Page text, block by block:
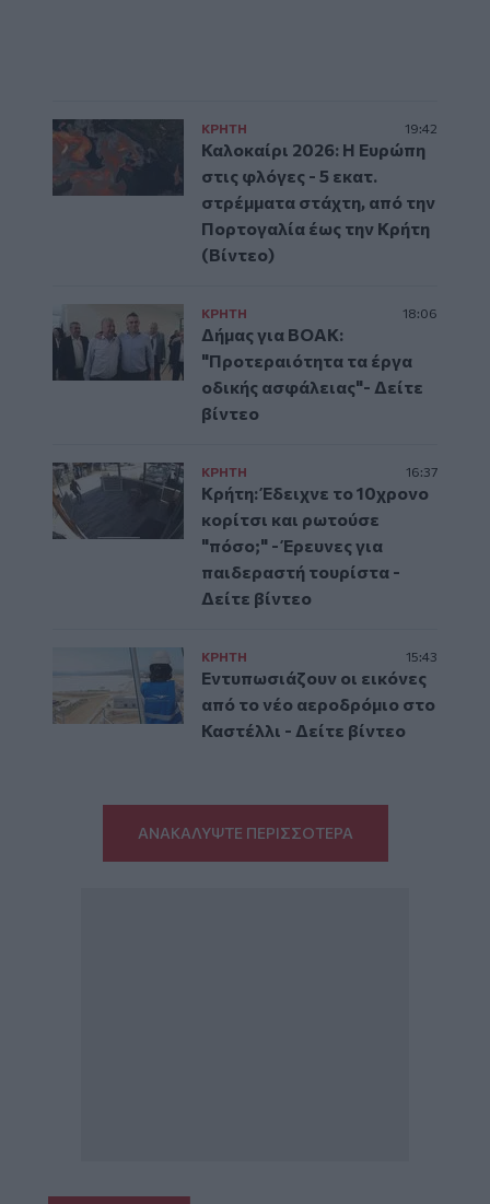
ΚΡΗΤΗ 19:42
Καλοκαίρι 2026: Η Ευρώπη
στις φλόγες - 5 εκατ.
στρέμματα στάχτη, από την
Πορτογαλία έως την Κρήτη
(Βίντεο)
ΚΡΗΤΗ 18:06
Δήμας για ΒΟΑΚ:
"Προτεραιότητα τα έργα
οδικής ασφάλειας"- Δείτε
βίντεο
ΚΡΗΤΗ 16:37
Κρήτη: Έδειχνε το 10χρονο
κορίτσι και ρωτούσε
"πόσο;" - Έρευνες για
παιδεραστή τουρίστα -
Δείτε βίντεο
ΚΡΗΤΗ 15:43
Εντυπωσιάζουν οι εικόνες
από το νέο αεροδρόμιο στο
Καστέλλι - Δείτε βίντεο
ΑΝΑΚΑΛΥΨΤΕ ΠΕΡΙΣΣΟΤΕΡΑ